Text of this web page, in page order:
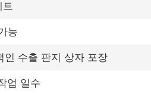
트
능
인 수출 판지 상자 포장
업 일수